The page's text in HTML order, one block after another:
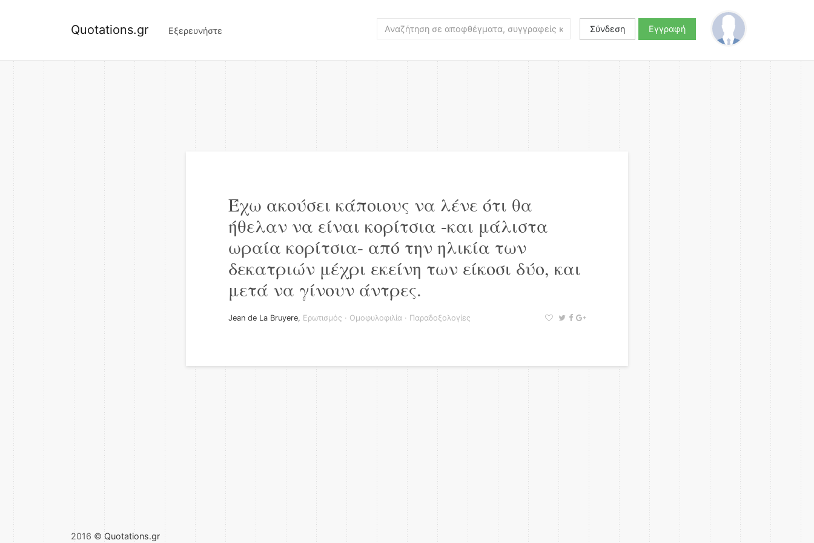
Quotations.gr Εξερευνήστε Σύνδεση Εγγραφή
Έχω ακούσει κάποιους να λένε ότι θα
ήθελαν να είναι κορίτσια -και μάλιστα
ωραία κορίτσια- από την ηλικία των
δεκατριών μέχρι εκείνη των είκοσι δύο, και
μετά να γίνουν άντρες.
Jean de La Bruyere, Ερωτισμός · Ομοφυλοφιλία · Παραδοξολογίες
2016 © Quotations.gr